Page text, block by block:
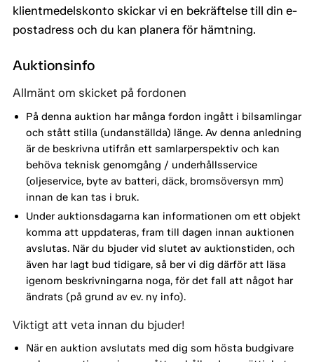
klientmedelskonto skickar vi en bekräftelse till din e-
postadress och du kan planera för hämtning.
Auktionsinfo
Allmänt om skicket på fordonen
På denna auktion har många fordon ingått i bilsamlingar
och stått stilla (undanställda) länge. Av denna anledning
är de beskrivna utifrån ett samlarperspektiv och kan
behöva teknisk genomgång / underhållsservice
(oljeservice, byte av batteri, däck, bromsöversyn mm)
innan de kan tas i bruk.
Under auktionsdagarna kan informationen om ett objekt
komma att uppdateras, fram till dagen innan auktionen
avslutas. När du bjuder vid slutet av auktionstiden, och
även har lagt bud tidigare, så ber vi dig därför att läsa
igenom beskrivningarna noga, för det fall att något har
ändrats (på grund av ev. ny info).
Viktigt att veta innan du bjuder!
När en auktion avslutats med dig som hösta budgivare